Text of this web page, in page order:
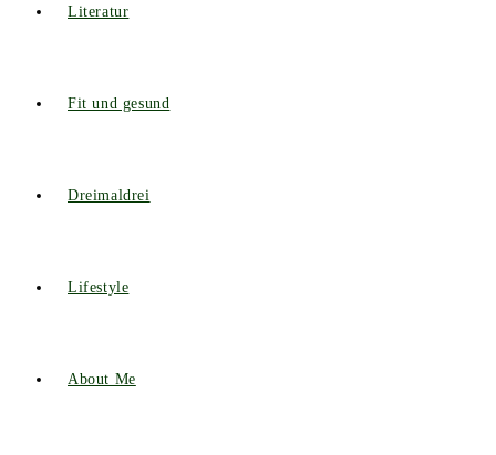
Literatur
Fit und gesund
Dreimaldrei
Lifestyle
About Me